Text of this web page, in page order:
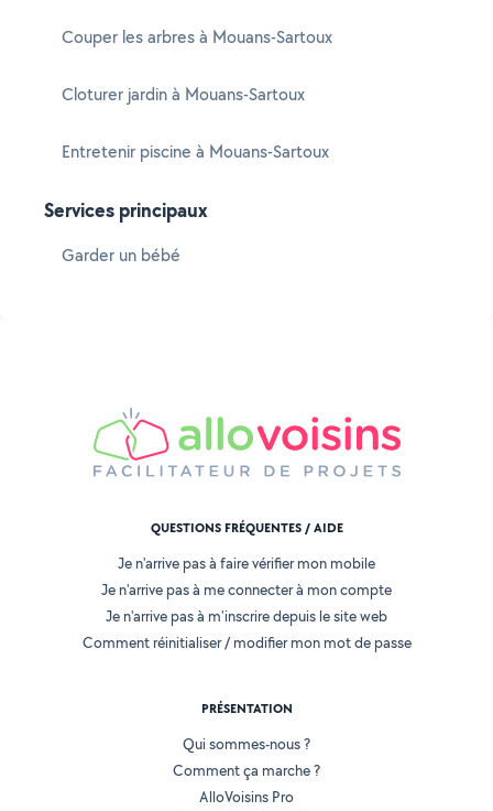
Couper les arbres à Mouans-Sartoux
Cloturer jardin à Mouans-Sartoux
Entretenir piscine à Mouans-Sartoux
Services principaux
Garder un bébé
QUESTIONS FRÉQUENTES / AIDE
Je n'arrive pas à faire vérifier mon mobile
Je n'arrive pas à me connecter à mon compte
Je n'arrive pas à m'inscrire depuis le site web
Comment réinitialiser / modifier mon mot de passe
PRÉSENTATION
Qui sommes-nous ?
Comment ça marche ?
AlloVoisins Pro